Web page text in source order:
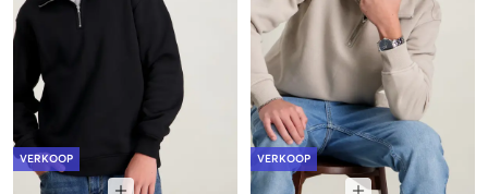
VERKOOP VERKOOP